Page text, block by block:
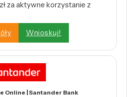
za aktywne korzystanie z
Wnioskuj!
Online | Santander Bank